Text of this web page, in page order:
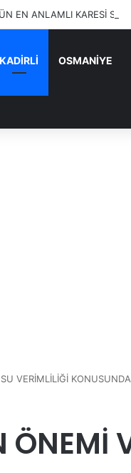
EN ANLAMLI KARESİ
KADİRLİ OSMANİYE
VERİMLİLİĞİ
ÖNEMİ